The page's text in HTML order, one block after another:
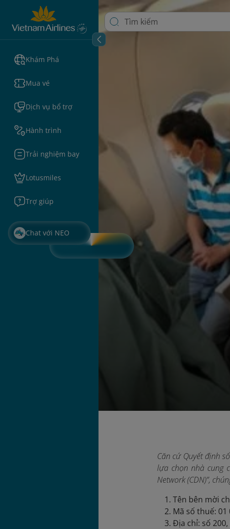
Khám Phá
Mua vé
Dịch vụ bổ trợ
Hành trình
Trải nghiệm bay
Lotusmiles
Trợ giúp
Chat với NEO
Căn cứ Quyết định
lựa chọn nhà cung
Network (CDN)”,
Tên bên mời
Mã số thuế: 01
Địa chỉ: số